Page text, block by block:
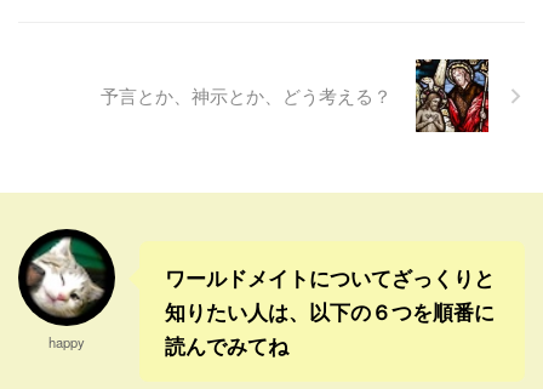
う気持ちがあったようだね。
んだろうね。 そういう気迫の
ある人に勝利の女神 ...
を書いてるだけでは、本当の
力が出ないということがわか
った。 それから、ジュセリー
言 ...
予言とか、神示とか、どう考える？
happy
ワールドメイトについてざっくりと
知りたい人は、以下の６つを順番に
読んでみてね